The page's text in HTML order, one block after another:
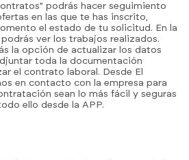
podrás hacer seguimiento
en las que te has inscrito,
el estado de tu solicitud. En la
ver los trabajos realizados.
la opción de actualizar los datos
toda la documentación
el contrato laboral. Desde El
en contacto con la empresa para
sean lo más fácil y seguras
ello desde la APP.